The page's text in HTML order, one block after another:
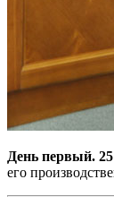
День первый.
его